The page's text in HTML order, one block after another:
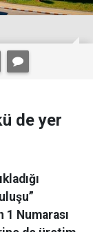
de yer
1 Numarası